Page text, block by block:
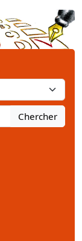
Chercher